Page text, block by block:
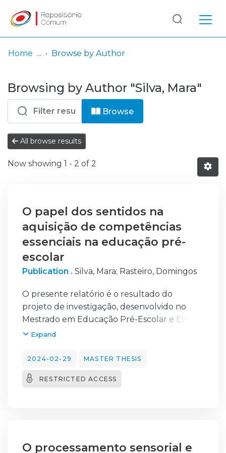
& Collections
Browse repository
Entities
Log
In
(current)
Home Browse by Author
Browsing by Author "Silva, Mara"
Browse
All browse results
Now showing 1 - 2 of 2
O papel dos sentidos na
aquisição de competências
essenciais na educação pré-
escolar
Publication . Silva, Mara; Rasteiro, Domingos
O presente relatório é o resultado do
projeto de investigação, desenvolvido no
Mestrado em Educação Pré-Escolar e Ensino
do 1º Ciclo do Ensino Básico, decorrente da
contexto de Educação Pré-Escolar, junto de
de crianças com idades compreendidas
com a promoção e análise de experiências
Expand
2024-02-29 MASTER THESIS
RESTRICTED ACCESS
O processamento sensorial e